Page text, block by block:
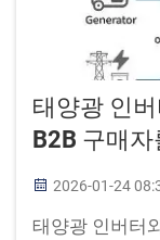
태양광 인
B2B 구매
2026-01-24
태양광 인버터